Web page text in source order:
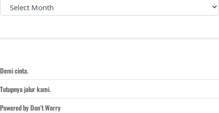
Demi cinta.
Tutupnya jalur kami.
Powered by Don’t Worry